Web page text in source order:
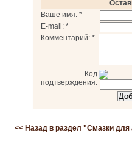
Ваше имя: *
E-mail: *
Комментарий: *
Код
подтверждения:
<< Назад в раздел "Смазки для